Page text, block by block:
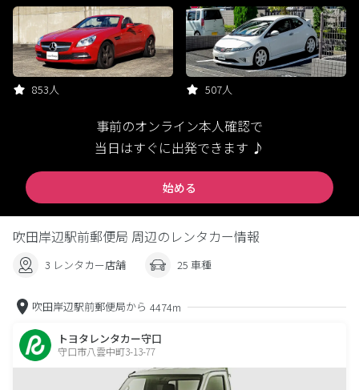
853人 507人
事前のオンライン本人確認で
当日はすぐに出発できます ♪
始める
吹田岸辺駅前郵便局 周辺のレンタカー情報
3 レンタカー店舗 25 車種
吹田岸辺駅前郵便局から 4474m
トヨタレンタカー守口
守口市八雲中町3-13-77